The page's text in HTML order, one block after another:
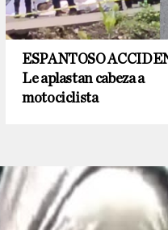
ESPANTOSO
Le aplastan cabeza a
motociclista